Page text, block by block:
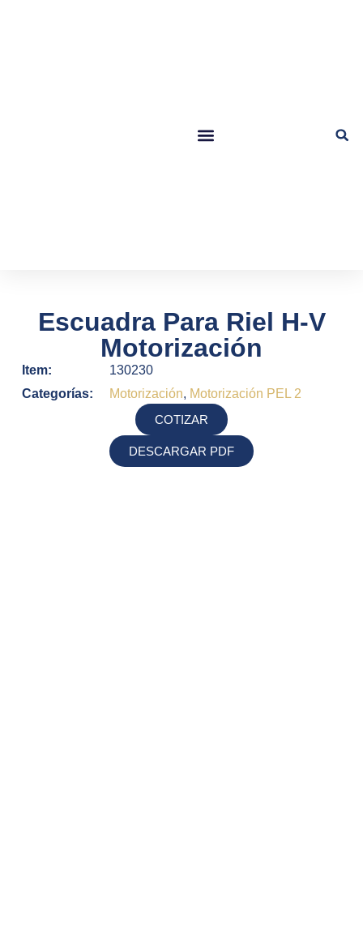
Escuadra Para Riel H-V
Motorización
Item:
130230
Categorías:
Motorización, Motorización PEL 2
COTIZAR
DESCARGAR PDF